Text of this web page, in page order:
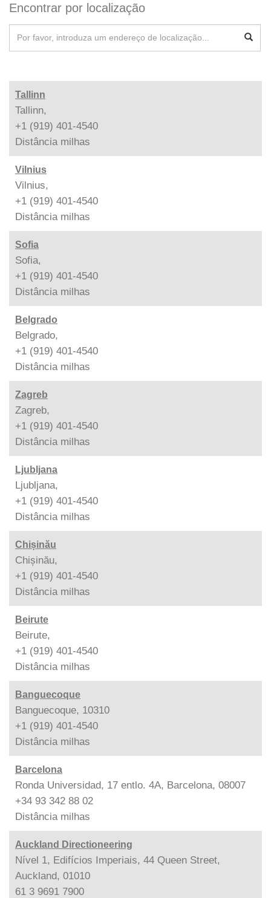
Encontrar por localização
Tallinn
Tallinn,
+1 (919) 401-4540
Distância milhas
Vilnius
Vilnius,
+1 (919) 401-4540
Distância milhas
Sofia
Sofia,
+1 (919) 401-4540
Distância milhas
Belgrado
Belgrado,
+1 (919) 401-4540
Distância milhas
Zagreb
Zagreb,
+1 (919) 401-4540
Distância milhas
Ljubljana
Ljubljana,
+1 (919) 401-4540
Distância milhas
Chișinău
Chișinău,
+1 (919) 401-4540
Distância milhas
Beirute
Beirute,
+1 (919) 401-4540
Distância milhas
Banguecoque
Banguecoque, 10310
+1 (919) 401-4540
Distância milhas
Barcelona
Ronda Universidad, 17 entlo. 4A, Barcelona, 08007
+34 93 342 88 02
Distância milhas
Auckland Directioneering
Nível 1, Edifícios Imperiais, 44 Queen Street,
Auckland, 01010
61 3 9691 7900